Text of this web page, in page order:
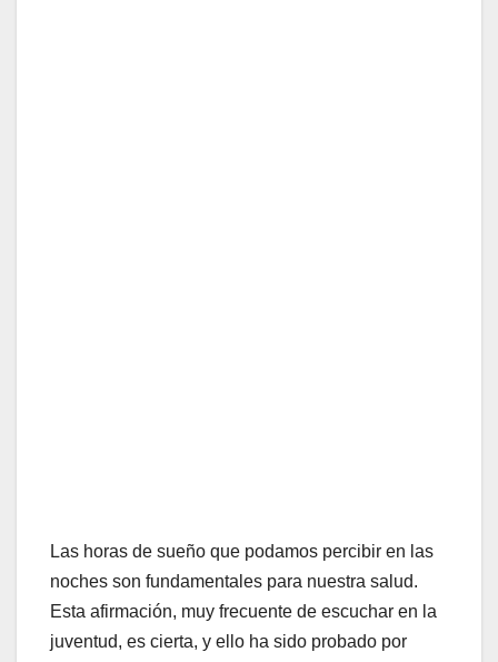
Las horas de sueño que podamos percibir en las
noches son fundamentales para nuestra salud.
Esta afirmación, muy frecuente de escuchar en la
juventud, es cierta, y ello ha sido probado por